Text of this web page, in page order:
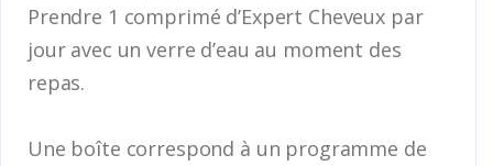
Prendre 1 comprimé d’Expert Cheveux par
jour avec un verre d’eau au moment des
repas.
Une boîte correspond à un programme de